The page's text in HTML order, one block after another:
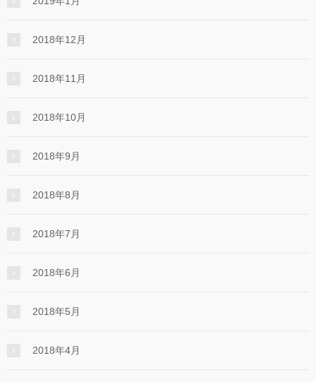
2018年12月
2018年11月
2018年10月
2018年9月
2018年8月
2018年7月
2018年6月
2018年5月
2018年4月